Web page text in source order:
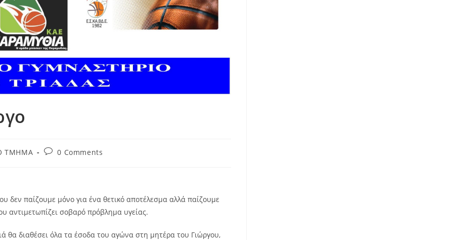
ΤΜΗΜΑ 0 Comments
δεν παίζουμε μόνο για ένα θετικό αποτέλεσμα αλλά παίζουμε
αντιμετωπίζει σοβαρό πρόβλημα υγείας.
θα διαθέσει όλα τα έσοδα του αγώνα στη μητέρα του Γιώργου,